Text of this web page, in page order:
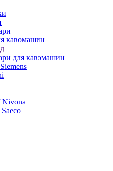
кавомашин
для кавомашин
Nivona